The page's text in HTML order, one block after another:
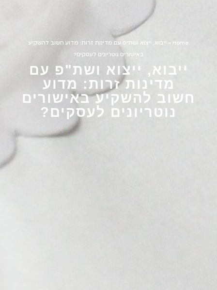
Home
» ייבוא, ייצוא ושת"פ עם מדינות זרות: מדוע חשוב להשקיע
באישורים נוטריונים לעסקים?
ייבוא, ייצוא ושת"פ עם
מדינות זרות: מדוע
חשוב להשקיע באישורים
נוטריונים לעסקים?